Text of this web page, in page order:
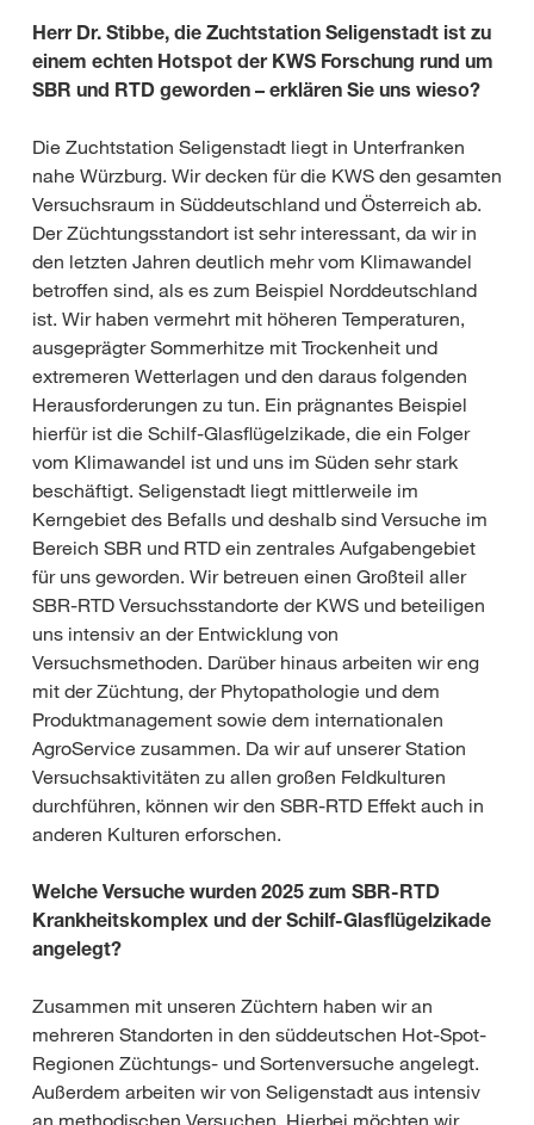
Herr Dr. Stibbe, die Zuchtstation Seligenstadt ist zu
einem echten Hotspot der KWS Forschung rund um
SBR und RTD geworden – erklären Sie uns wieso?
Die Zuchtstation Seligenstadt liegt in Unterfranken
nahe Würzburg. Wir decken für die KWS den gesamten
Versuchsraum in Süddeutschland und Österreich ab.
Der Züchtungsstandort ist sehr interessant, da wir in
den letzten Jahren deutlich mehr vom Klimawandel
betroffen sind, als es zum Beispiel Norddeutschland
ist. Wir haben vermehrt mit höheren Temperaturen,
ausgeprägter Sommerhitze mit Trockenheit und
extremeren Wetterlagen und den daraus folgenden
Herausforderungen zu tun. Ein prägnantes Beispiel
hierfür ist die Schilf-Glasflügelzikade, die ein Folger
vom Klimawandel ist und uns im Süden sehr stark
beschäftigt. Seligenstadt liegt mittlerweile im
Kerngebiet des Befalls und deshalb sind Versuche im
Bereich SBR und RTD ein zentrales Aufgabengebiet
für uns geworden. Wir betreuen einen Großteil aller
SBR-RTD Versuchsstandorte der KWS und beteiligen
uns intensiv an der Entwicklung von
Versuchsmethoden. Darüber hinaus arbeiten wir eng
mit der Züchtung, der Phytopathologie und dem
Produktmanagement sowie dem internationalen
AgroService zusammen. Da wir auf unserer Station
Versuchsaktivitäten zu allen großen Feldkulturen
durchführen, können wir den SBR-RTD Effekt auch in
anderen Kulturen erforschen.
Welche Versuche wurden 2025 zum SBR-RTD
Krankheitskomplex und der Schilf-Glasflügelzikade
angelegt?
Zusammen mit unseren Züchtern haben wir an
mehreren Standorten in den süddeutschen Hot-Spot-
Regionen Züchtungs- und Sortenversuche angelegt.
Außerdem arbeiten wir von Seligenstadt aus intensiv